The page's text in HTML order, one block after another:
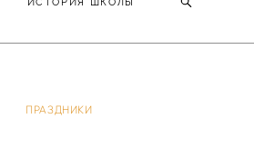
ПРАЗДНИКИ